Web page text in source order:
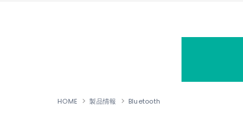
HOME 製品情報 Bluetooth